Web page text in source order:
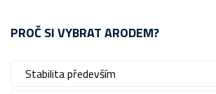
PROČ SI VYBRAT ARODEM?
Stabilita především